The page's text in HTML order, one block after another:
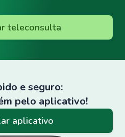
teleconsulta
e seguro:
pelo aplicativo!
aplicativo